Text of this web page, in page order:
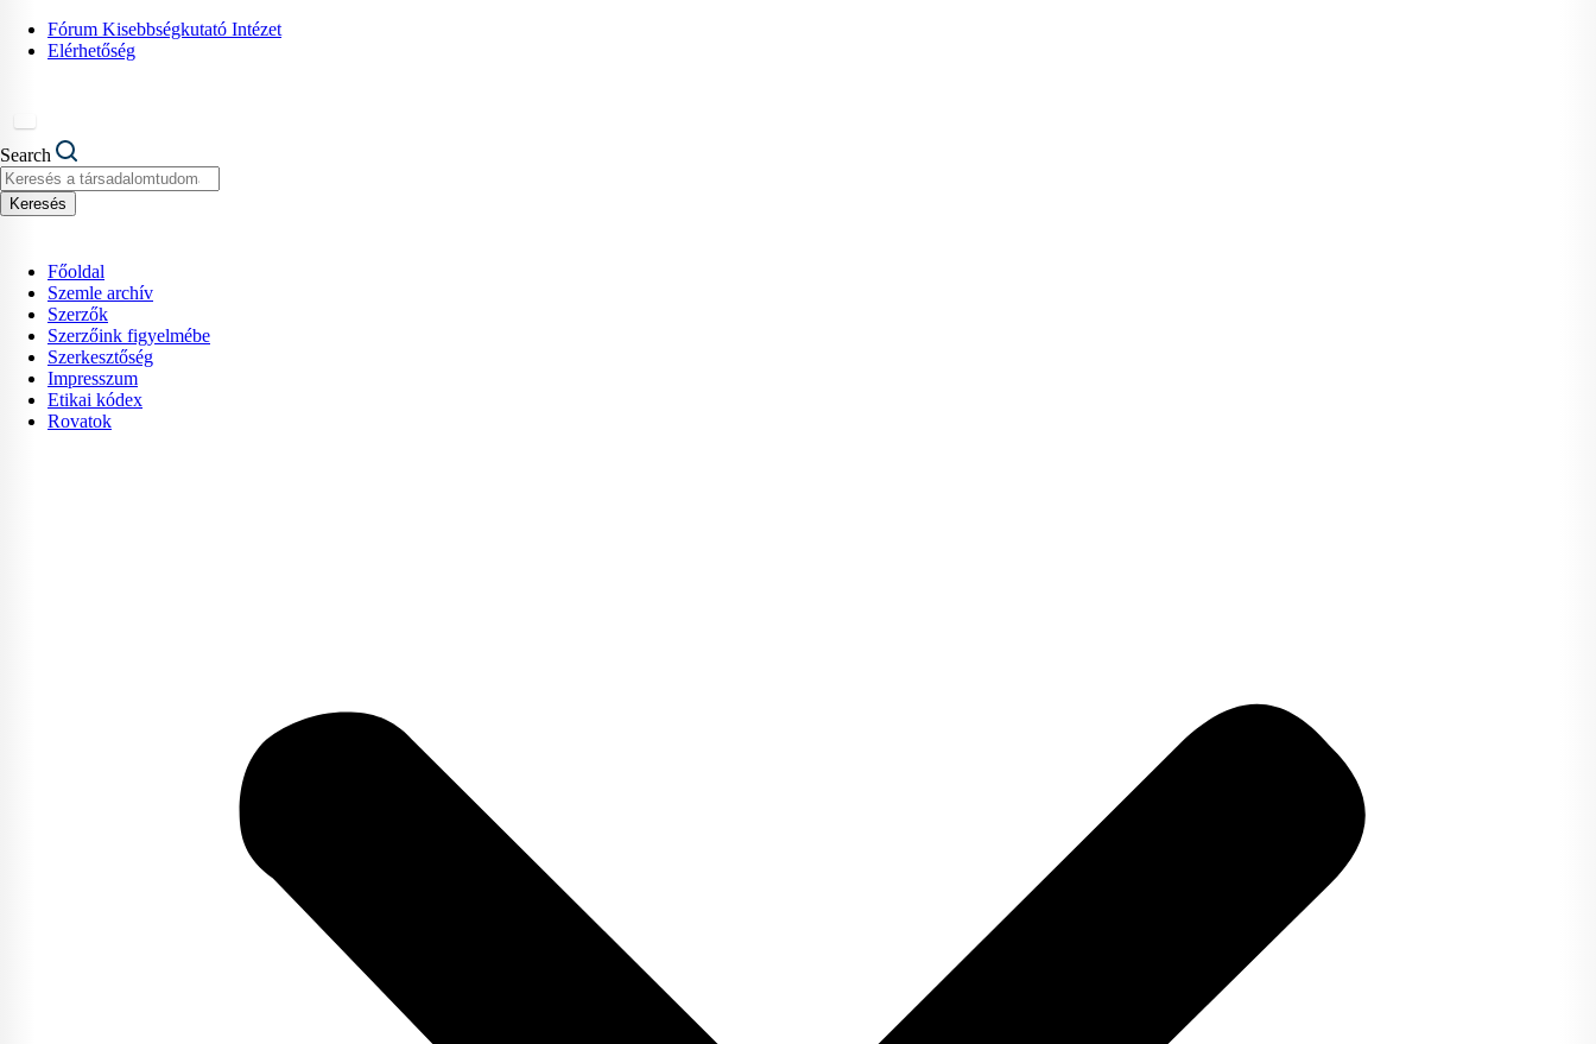
Fórum Kisebbségkutató Intézet
Elérhetőség
Search
Keresés
Főoldal
Szemle archív
Szerzők
Szerzőink figyelmébe
Szerkesztőség
Impresszum
Etikai kódex
Rovatok